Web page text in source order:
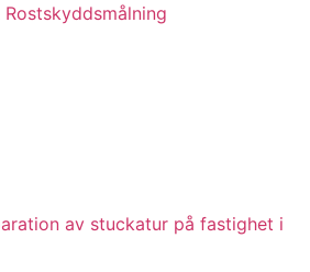
av stuckatur på fastighet i